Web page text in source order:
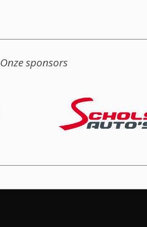
Onze sponsors